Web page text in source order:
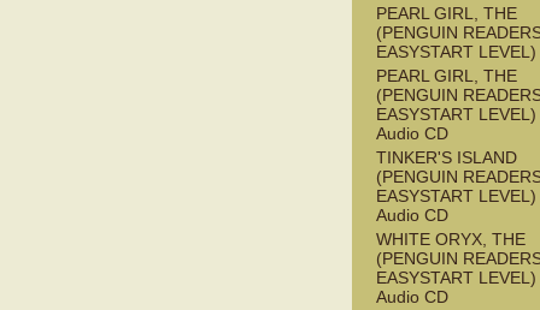
PEARL GIRL, THE
(PENGUIN
EASYSTART
PEARL GIRL, THE
(PENGUIN
EASYSTART
Audio CD
TINKER'S ISLAND
(PENGUIN
EASYSTART
Audio CD
WHITE ORYX, THE
(PENGUIN
EASYSTART
Audio CD